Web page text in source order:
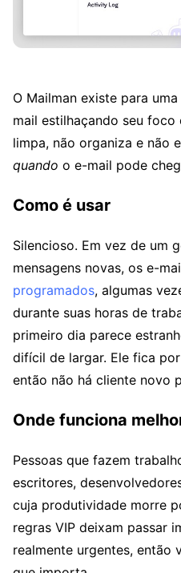
O Mailman existe para
mail estilhaçando seu
limpa, não organiza e não
quando o e-mail pode
Como é usar
Silencioso. Em vez de um
mensagens novas, os e-
programados, algumas
durante suas horas de
primeiro dia parece
difícil de largar. Ele fica
então não há cliente novo
Onde funciona
Pessoas que fazem
escritores,
cuja produtividade morre
regras VIP deixam passar
realmente urgentes, então